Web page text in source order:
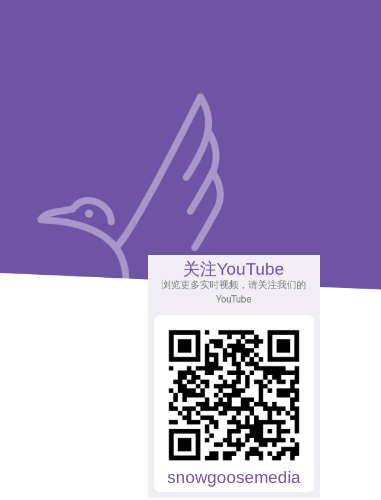
关注YouTube
浏览更多实时视频，请关注我们的
YouTube
snowgoosemedia